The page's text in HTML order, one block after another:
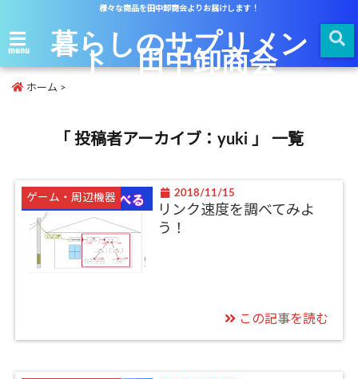
様々な商品を田中卸商会よりお届けします！
menu 暮らしのサプリメン
ト 田中卸商会
ホーム >
「 投稿者アーカイブ：yuki 」 一覧
ゲーム・周辺機器 2018/11/15
リンク速度を調べてみよ
う！
この記事を読む